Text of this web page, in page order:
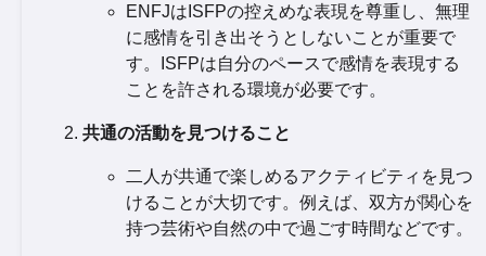
ENFJはISFPの控えめな表現を尊重し、無理
に感情を引き出そうとしないことが重要で
す。ISFPは自分のペースで感情を表現する
ことを許される環境が必要です。
共通の活動を見つけること
二人が共通で楽しめるアクティビティを見つ
けることが大切です。例えば、双方が関心を
持つ芸術や自然の中で過ごす時間などです。